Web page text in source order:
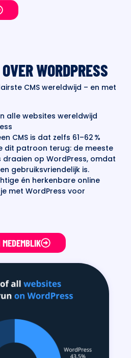
WORDPRESS
CMS wereldwijd – en met
alle websites wereldwijd
CMS is dat zelfs 61–62 %
dit patroon terug: de meeste
draaien op WordPress, omdat
gebruiksvriendelijk is.
én herkenbare online
met WordPress voor